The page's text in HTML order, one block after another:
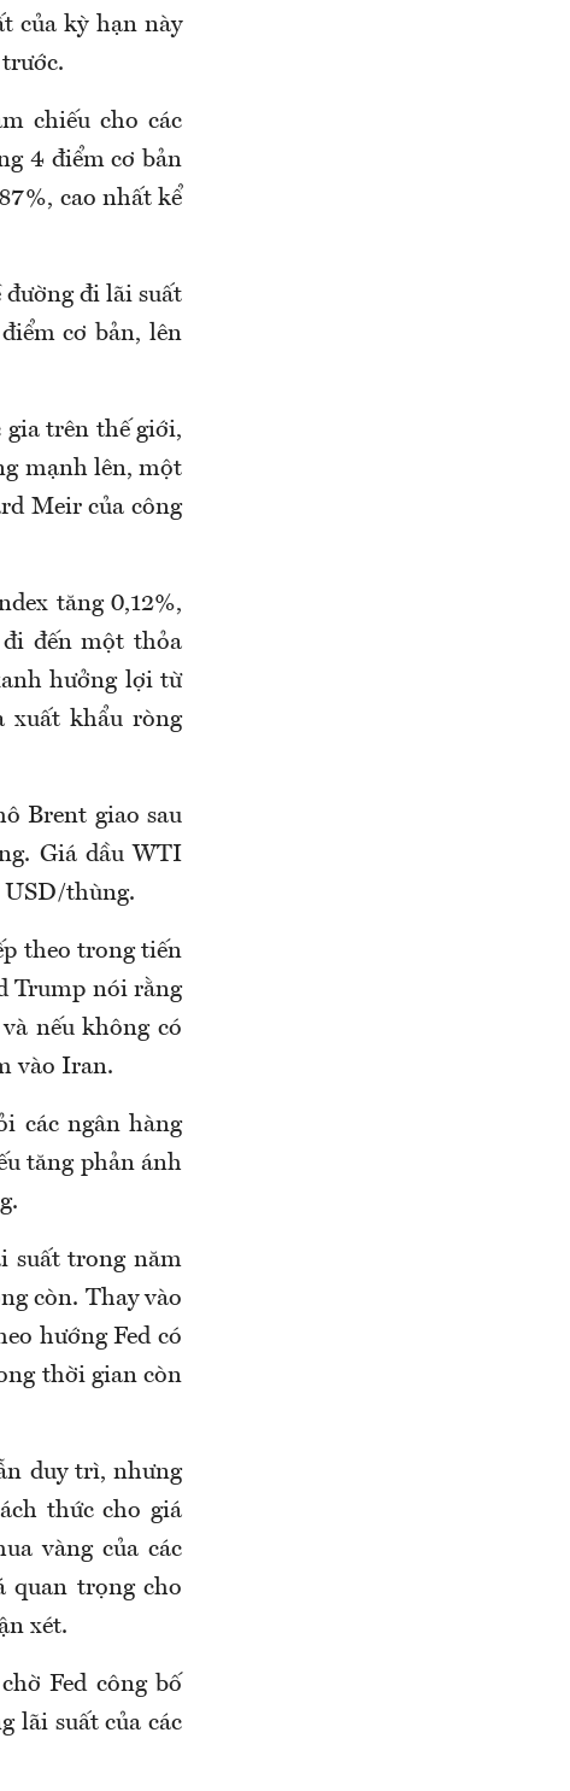
của kỳ hạn này
chiếu cho các
4 điểm cơ bản
cao nhất kể
đường đi lãi suất
cơ bản, lên
trên thế giới,
mạnh lên, một
Meir của công
tăng 0,12%,
đến một thỏa
hưởng lợi từ
xuất khẩu ròng
Brent giao sau
Giá dầu WTI
USD/thùng.
theo trong tiến
Trump nói rằng
nếu không có
vào Iran.
các ngân hàng
tăng phản ánh
suất trong năm
còn. Thay vào
hướng Fed có
thời gian còn
duy trì, nhưng
thức cho giá
vàng của các
quan trọng cho
xét.
Fed công bố
lãi suất của các